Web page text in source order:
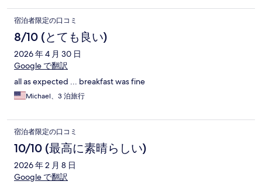
宿泊者限定の口コミ
8/10 (とても良い)
2026 年 4 月 30 日
Google で翻訳
all as expected ... breakfast was fine
Michael、3 泊旅行
宿泊者限定の口コミ
10/10 (最高に素晴らしい)
2026 年 2 月 8 日
Google で翻訳